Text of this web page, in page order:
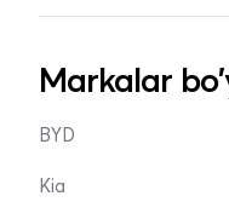
Markalar
BYD
Kia